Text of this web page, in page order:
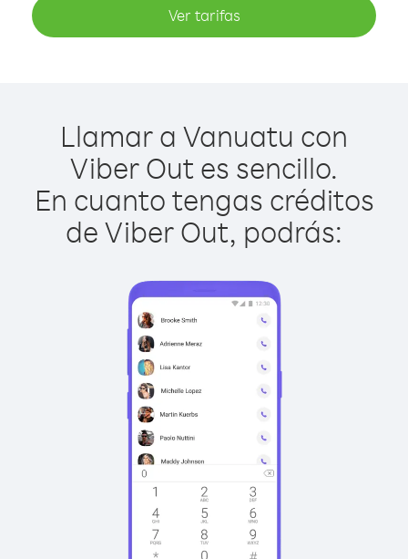
Ver tarifas
Llamar a Vanuatu con
Viber Out es sencillo.
En cuanto tengas créditos
de Viber Out, podrás: